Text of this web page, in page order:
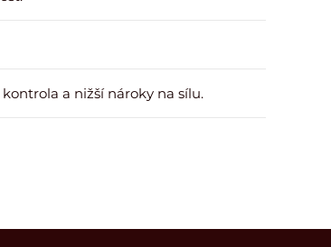
a nižší nároky na sílu.